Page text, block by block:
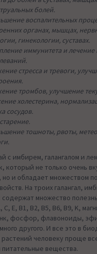
болей.
воспалительных
органах, мышцах,
гинекологии, суставах.
иммунитета и лечение
стресса и тревоги,
тромбов, улучшение
холестерина,
сосудов.
тошноты, рвоты,
с имбирем, галангалом и
который не только очень
но и обладает множеством
На троих галангал,
содержат множество
С, Е, B1, B2, B5, B6, B9, K,
фосфор, флавоноиды,
другого. И все это в
человеку проще
вещества.